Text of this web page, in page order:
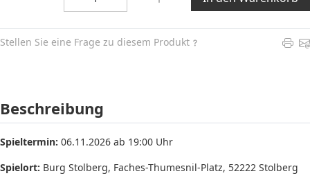
Stellen Sie eine Frage zu diesem Produkt
Beschreibung
Spieltermin: 06.11.2026 ab 19:00 Uhr
Spielort: Burg Stolberg, Faches-Thumesnil-Platz, 52222 Stolberg